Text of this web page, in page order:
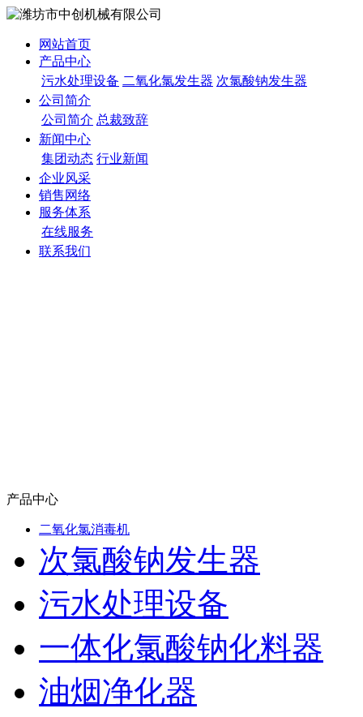
网站首页
产品中心
污水处理设备 二氧化氯发生器 次氯酸钠发生器
公司简介
公司简介 总裁致辞
新闻中心
集团动态 行业新闻
企业风采
销售网络
服务体系
在线服务
联系我们
产品中心
二氧化氯消毒机
次氯酸钠发生器
污水处理设备
一体化氯酸钠化料器
油烟净化器